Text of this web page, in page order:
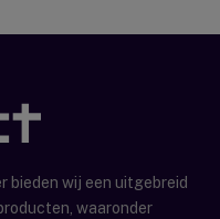
bieden wij een uitgebreid
waaronder